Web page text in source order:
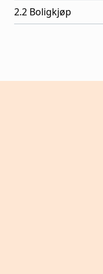
2.2 Boligkjøp